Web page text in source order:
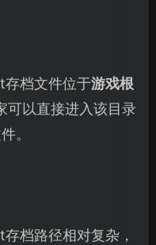
存档文件位于游戏根
可以直接进入该目录
。
档路径相对复杂，